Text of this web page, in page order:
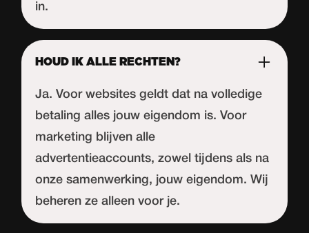
in.
HOUD IK ALLE RECHTEN?
Ja. Voor websites geldt dat na volledige
betaling alles jouw eigendom is. Voor
marketing blijven alle
advertentieaccounts, zowel tijdens als na
onze samenwerking, jouw eigendom. Wij
beheren ze alleen voor je.